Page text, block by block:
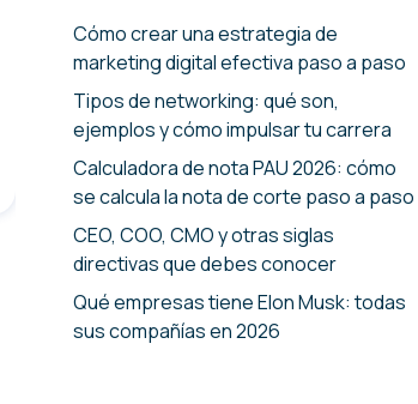
Cómo crear una estrategia de
marketing digital efectiva paso a paso
Tipos de networking: qué son,
ejemplos y cómo impulsar tu carrera
Calculadora de nota PAU 2026: cómo
se calcula la nota de corte paso a paso
CEO, COO, CMO y otras siglas
directivas que debes conocer
Qué empresas tiene Elon Musk: todas
sus compañías en 2026